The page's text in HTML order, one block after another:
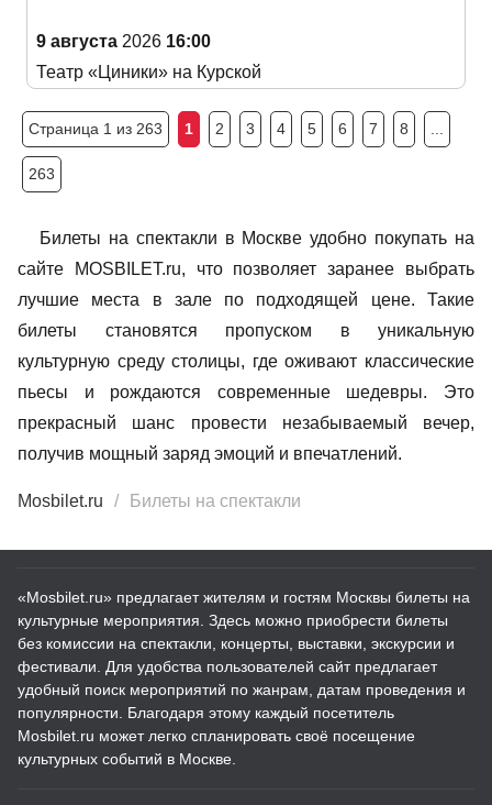
9 августа 2026 16:00
Театр «Циники» на Курской
Страница 1 из 263 1 2 3 4 5 6 7 8
263
Билеты на спектакли в Москве удобно покупать на
сайте MOSBILET.ru, что позволяет заранее выбрать
лучшие места в зале по подходящей цене. Такие
билеты становятся пропуском в уникальную
культурную среду столицы, где оживают классические
пьесы и рождаются современные шедевры. Это
прекрасный шанс провести незабываемый вечер,
получив мощный заряд эмоций и впечатлений.
Mosbilet.ru Билеты на спектакли
«Mosbilet.ru» предлагает жителям и гостям Москвы билеты на
культурные мероприятия. Здесь можно приобрести билеты
без комиссии на спектакли, концерты, выставки, экскурсии и
фестивали. Для удобства пользователей сайт предлагает
удобный поиск мероприятий по жанрам, датам проведения и
популярности. Благодаря этому каждый посетитель
Mosbilet.ru может легко спланировать своё посещение
культурных событий в Москве.